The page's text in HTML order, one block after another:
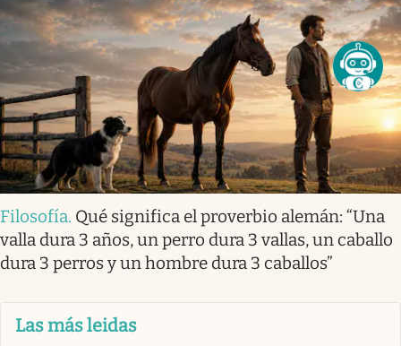
Filosofía. Qué significa el proverbio alemán: “Una
valla dura 3 años, un perro dura 3 vallas, un caballo
dura 3 perros y un hombre dura 3 caballos”
Las más leidas